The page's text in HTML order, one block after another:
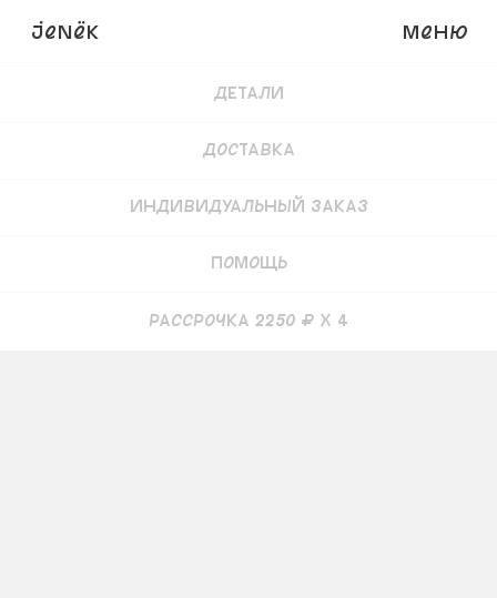
JENёK Меню
Детали
Доставка
Индивидуальный заказ
Помощь
рассрочка 2250 ₽ x 4